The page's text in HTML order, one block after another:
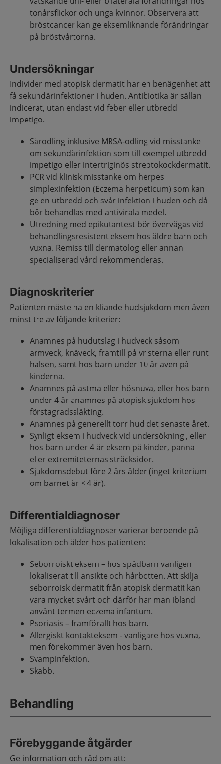
tonårsflickor och unga kvinnor. Observera att
bröstcancer kan ge eksemliknande förändringar
på bröstvårtorna.
Undersökningar
Individer med atopisk dermatit har en benägenhet att
få sekundärinfektioner i huden. Antibiotika är sällan
indicerat, utan endast vid feber eller utbredd
impetigo.
Sårodling inklusive MRSA-odling vid misstanke
om sekundärinfektion som till exempel utbredd
impetigo eller intertriginös streptokockdermatit.
PCR vid klinisk misstanke om herpes
simplexinfektion (Eczema herpeticum) som kan
ge en utbredd och svår infektion i huden och då
bör behandlas med antivirala medel.
Utredning med epikutantest bör övervägas vid
behandlingsresistent eksem hos äldre barn och
vuxna. Remiss till dermatolog eller annan
specialiserad vård rekommenderas.
Diagnoskriterier
Patienten måste ha en kliande hudsjukdom men även
minst tre av följande kriterier:
Anamnes på hudutslag i hudveck såsom
armveck, knäveck, framtill på vristerna eller runt
halsen, samt hos barn under 10 år även på
kinderna.
Anamnes på astma eller hösnuva, eller hos barn
under 4 år anamnes på atopisk sjukdom hos
förstagradssläkting.
Anamnes på generellt torr hud det senaste året.
Synligt eksem i hudveck vid undersökning , eller
hos barn under 4 år eksem på kinder, panna
eller extremiteternas sträcksidor.
Sjukdomsdebut före 2 års ålder (inget kriterium
om barnet är < 4 år).
Differentialdiagnoser
Möjliga differentialdiagnoser varierar beroende på
lokalisation och ålder hos patienten:
Seborroiskt eksem – hos spädbarn vanligen
lokaliserat till ansikte och hårbotten. Att skilja
seborroisk dermatit från atopisk dermatit kan
vara mycket svårt och därför har man ibland
använt termen eczema infantum.
Psoriasis – framförallt hos barn.
Allergiskt kontakteksem - vanligare hos vuxna,
men förekommer även hos barn.
Svampinfektion.
Skabb.
Behandling
Förebyggande åtgärder
Ge information och råd om att: